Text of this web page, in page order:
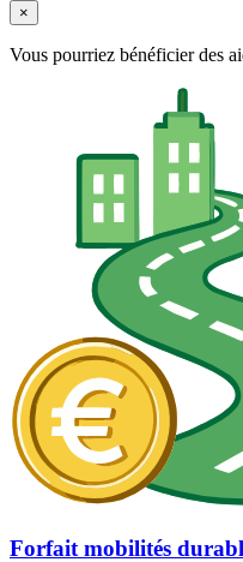
×
Vous pourriez bénéficier des
Forfait mobilités